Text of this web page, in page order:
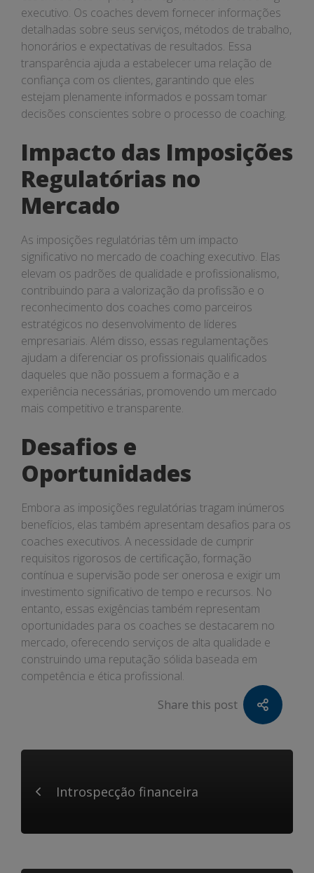
executivo. Os coaches devem fornecer informações
detalhadas sobre seus serviços, métodos de trabalho,
honorários e expectativas de resultados. Essa
transparência ajuda a estabelecer uma relação de
confiança com os clientes, garantindo que eles
estejam plenamente informados e possam tomar
decisões conscientes sobre o processo de coaching.
Impacto das Imposições
Regulatórias no
Mercado
As imposições regulatórias têm um impacto
significativo no mercado de coaching executivo. Elas
elevam os padrões de qualidade e profissionalismo,
contribuindo para a valorização da profissão e o
reconhecimento dos coaches como parceiros
estratégicos no desenvolvimento de líderes
empresariais. Além disso, essas regulamentações
ajudam a diferenciar os profissionais qualificados
daqueles que não possuem a formação e a
experiência necessárias, promovendo um mercado
mais competitivo e transparente.
Desafios e
Oportunidades
Embora as imposições regulatórias tragam inúmeros
benefícios, elas também apresentam desafios para os
coaches executivos. A necessidade de cumprir
requisitos rigorosos de certificação, formação
contínua e supervisão pode ser onerosa e exigir um
investimento significativo de tempo e recursos. No
entanto, essas exigências também representam
oportunidades para os coaches se destacarem no
mercado, oferecendo serviços de alta qualidade e
construindo uma reputação sólida baseada em
competência e ética profissional.
Share this post
Introspecção financeira